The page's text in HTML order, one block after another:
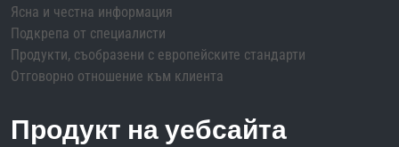
Ясна и честна информация
Подкрепа от специалисти
Продукти, съобразени с европейските стандарти
Отговорно отношение към клиента
Продукт на уебсайта